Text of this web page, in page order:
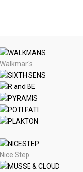
Walkman's
Nice Step